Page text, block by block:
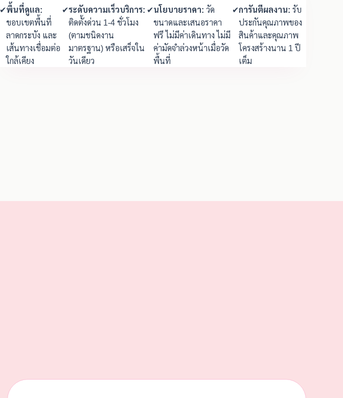
✔พื้นที่ดูแล:
ขอบเขตพื้นที่
ลาดกระบัง และ
เส้นทางเชื่อมต่อ
ใกล้เคียง
✔ระดับความเร็วบริการ:
ติดตั้งด่วน 1-4 ชั่วโมง
(ตามชนิดงาน
มาตรฐาน) หรือเสร็จใน
วันเดียว
✔นโยบายราคา: วัด
ขนาดและเสนอราคา
ฟรี ไม่มีค่าเดินทาง ไม่มี
ค่ามัดจำล่วงหน้าเมื่อวัด
พื้นที่
✔การันตีผลงาน: รับ
ประกันคุณภาพของ
สินค้าและคุณภาพ
โครงสร้างนาน 1 ปี
เต็ม